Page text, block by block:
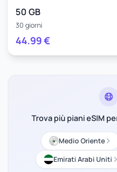
50 GB
30 giorni
44.99€
Trova più piani eSIM
Medio Oriente
Emirati Arabi Uniti